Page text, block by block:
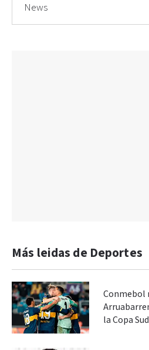
News
Más leidas de Deportes
Conmebol
la Copa